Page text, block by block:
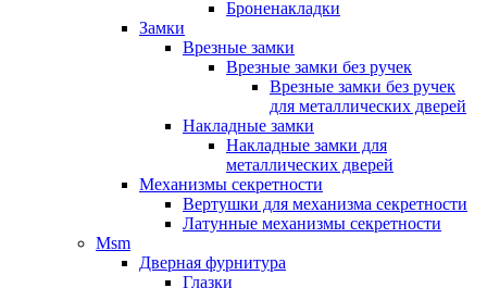
Броненакладки
Замки
Врезные замки
Врезные замки без ручек
Врезные замки без ручек
для металлических дверей
Накладные замки
Накладные замки для
металлических дверей
Механизмы секретности
Вертушки для механизма секретности
Латунные механизмы секретности
Msm
Дверная фурнитура
Глазки